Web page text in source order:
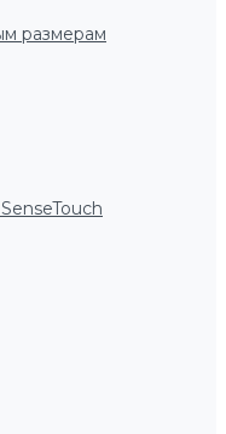
размерам